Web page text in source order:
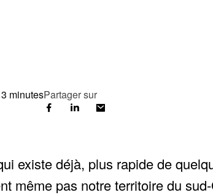
3 minutesPartager sur
existe déjà, plus rapide de
même pas notre territoire du